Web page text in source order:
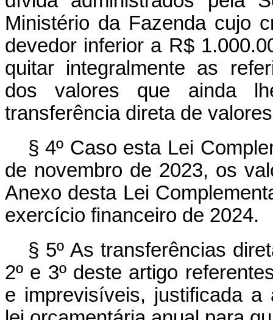
Ministério da Fazenda cujo
devedor inferior a R$
quitar integralmente as
dos valores que ainda
transferência direta de
§ 4º Caso esta Lei
de novembro de 2023, os
Anexo desta Lei
exercício financeiro de 2024.
§ 5º As transferências
2º e 3º deste artigo
e imprevisíveis, justificada a